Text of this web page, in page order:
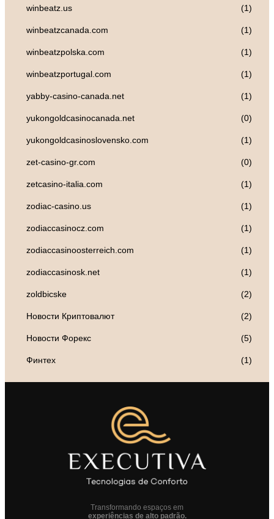
winbeatz.us (1)
winbeatzcanada.com (1)
winbeatzpolska.com (1)
winbeatzportugal.com (1)
yabby-casino-canada.net (1)
yukongoldcasinocanada.net (0)
yukongoldcasinoslovensko.com (1)
zet-casino-gr.com (0)
zetcasino-italia.com (1)
zodiac-casino.us (1)
zodiaccasinocz.com (1)
zodiaccasinoosterreich.com (1)
zodiaccasinosk.net (1)
zoldbicske (2)
Новости Криптовалют (2)
Новости Форекс (5)
Финтех (1)
Transformando espaços em
experiências de alto padrão.